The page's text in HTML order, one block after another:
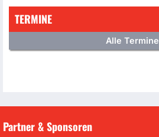
TERMINE
Alle Termine
Partner & Sponsoren